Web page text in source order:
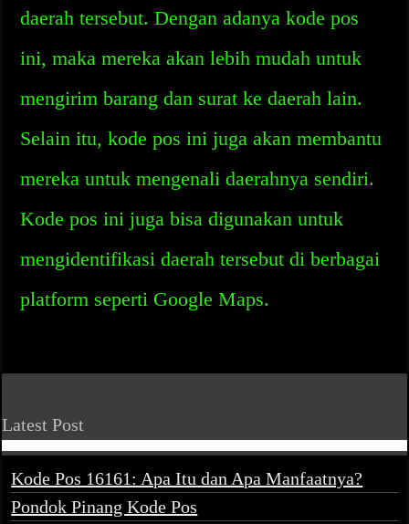
daerah tersebut. Dengan adanya kode pos
ini, maka mereka akan lebih mudah untuk
mengirim barang dan surat ke daerah lain.
Selain itu, kode pos ini juga akan membantu
mereka untuk mengenali daerahnya sendiri.
Kode pos ini juga bisa digunakan untuk
mengidentifikasi daerah tersebut di berbagai
platform seperti Google Maps.
Latest Post
Kode Pos 16161: Apa Itu dan Apa Manfaatnya?
Pondok Pinang Kode Pos